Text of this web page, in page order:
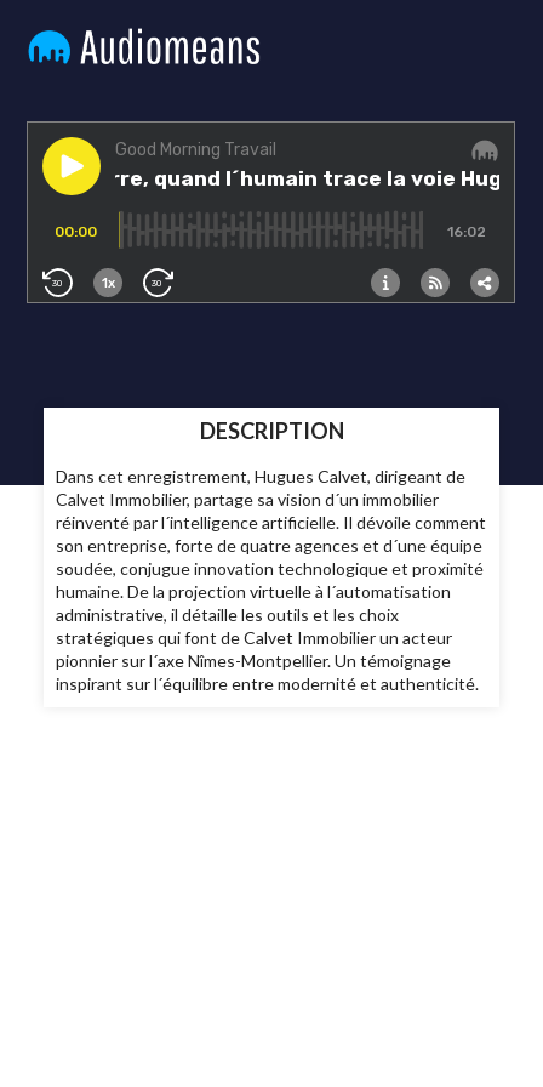
DESCRIPTION
Dans cet enregistrement, Hugues Calvet, dirigeant de
Calvet Immobilier, partage sa vision d´un immobilier
réinventé par l´intelligence artificielle. Il dévoile comment
son entreprise, forte de quatre agences et d´une équipe
soudée, conjugue innovation technologique et proximité
humaine. De la projection virtuelle à l´automatisation
administrative, il détaille les outils et les choix
stratégiques qui font de Calvet Immobilier un acteur
pionnier sur l´axe Nîmes-Montpellier. Un témoignage
inspirant sur l´équilibre entre modernité et authenticité.